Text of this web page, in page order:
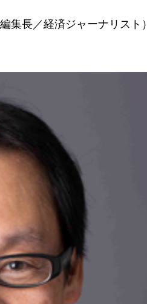
集長／経済ジャーナリスト）